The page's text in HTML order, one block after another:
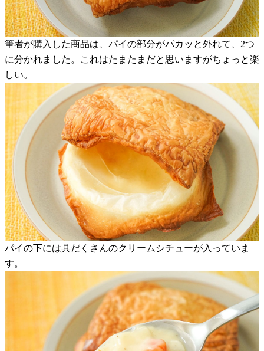
筆者が購入した商品は、パイの部分がパカッと外れて、2つ
に分かれました。これはたまたまだと思いますがちょっと楽
しい。
パイの下には具だくさんのクリームシチューが入っていま
す。